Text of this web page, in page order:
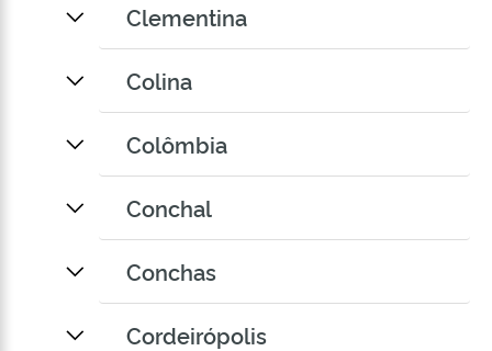
Clementina
Colina
Colômbia
Conchal
Conchas
Cordeirópolis